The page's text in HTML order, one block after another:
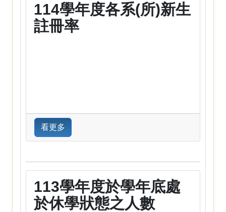
114學年度各系(所)新生
註冊率
看更多
113學年度於學年底處
於休學狀態之人數